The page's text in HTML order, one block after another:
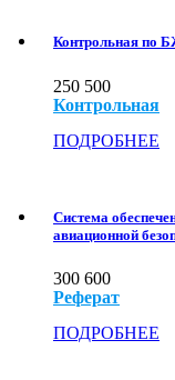
Контрольная по
250 500
Контрольная
ПОДРОБНЕЕ
Система
авиационной
300 600
Реферат
ПОДРОБНЕЕ